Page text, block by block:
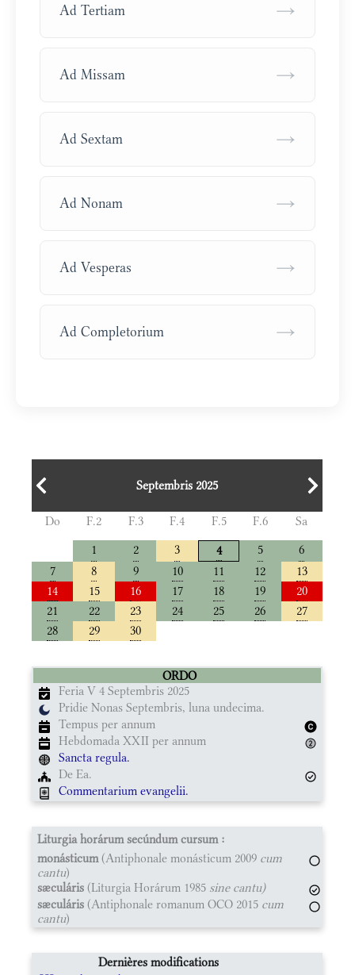
Ad Tertiam →
Ad Missam →
Ad Sextam →
Ad Nonam →
Ad Vesperas →
Ad Completorium →
Septembris 2025
Do F.2 F.3 F.4 F.5 F.6
Sa
1
2 3 4 5
6
7
8 9 10 11 12
13
14
15 16 17 18 19
20
21
22 23 24 25 26
27
28
29 30
ORDO
Feria V 4 Septembris 2025
Pridie Nonas Septembris, luna undecima.
Tempus per annum
Hebdomada XXII per annum
Sancta regula.
De Ea.
Commentarium evangelii.
Liturgia horárum secúndum cursum :
monásticum(Antiphonale monásticum 2009 cum
cantu)
sæculáris (Liturgia Horárum 1985 sine cantu)
sæculáris (Antiphonale romanum OCO 2015 cum
cantu)
Dernières modifications